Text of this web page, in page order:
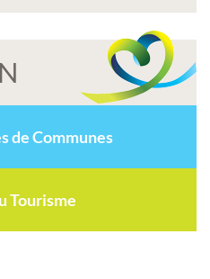
de Communes
Tourisme